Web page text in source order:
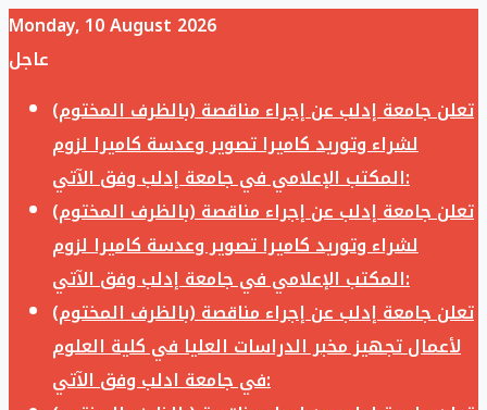
Monday, 10 August 2026
عاجل
تعلن جامعة إدلب عن إجراء مناقصة (بالظرف المختوم)
لشراء وتوريد كاميرا تصوير وعدسة كاميرا لزوم
المكتب الإعلامي في جامعة إدلب وفق الآتي:
تعلن جامعة إدلب عن إجراء مناقصة (بالظرف المختوم)
لشراء وتوريد كاميرا تصوير وعدسة كاميرا لزوم
المكتب الإعلامي في جامعة إدلب وفق الآتي:
تعلن جامعة إدلب عن إجراء مناقصة (بالظرف المختوم)
لأعمال تجهيز مخبر الدراسات العليا في كلية العلوم
في جامعة ادلب وفق الآتي: